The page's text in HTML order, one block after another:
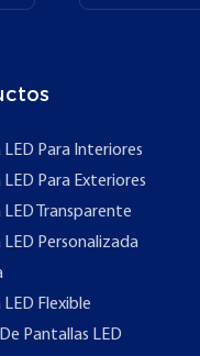
LED Para Interiores
LED Para Exteriores
LED Transparente
LED Personalizada
LED Flexible
Pantallas LED